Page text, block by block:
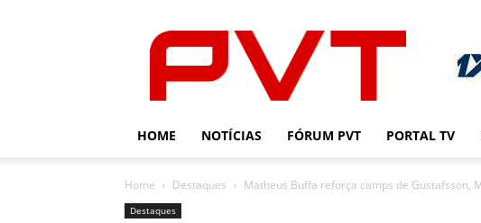
HOME NOTÍCIAS FÓRUM PVT PORTAL TV
Home Destaques Matheus Buffa reforça camps de Gustafsson,
Destaques